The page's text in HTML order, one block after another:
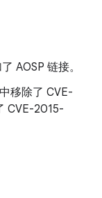
AOSP 链接。
移除了 CVE-
CVE-2015-